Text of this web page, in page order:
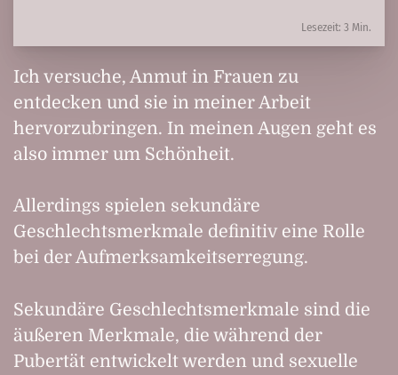
Lesezeit: 3 Min.
Ich versuche, Anmut in Frauen zu
entdecken und sie in meiner Arbeit
hervorzubringen. In meinen Augen geht es
also immer um Schönheit.
Allerdings spielen sekundäre
Geschlechtsmerkmale definitiv eine Rolle
bei der Aufmerksamkeitserregung.
Sekundäre Geschlechtsmerkmale sind die
äußeren Merkmale, die während der
Pubertät entwickelt werden und sexuelle